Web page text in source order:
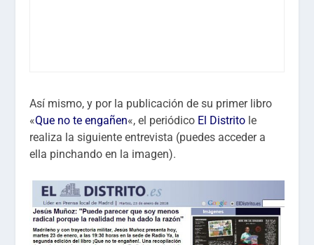
Así mismo, y por la publicación de su primer libro
«Que no te engañen«, el periódico El Distrito le
realiza la siguiente entrevista (puedes acceder a
ella pinchando en la imagen).